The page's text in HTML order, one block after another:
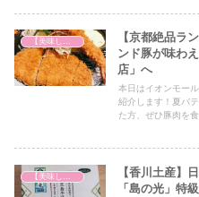
【美味しいは正義】
【京都絶品ラ
ンド豚が味わ
店」へ
本日はイオンモー
紹介します！夏バ
た方、ぜひ豚肉を
【美味しいは正義】
【香川土産】
「島の光」特